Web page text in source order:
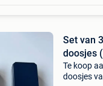
Set van
doosjes
Te koop
doosjes